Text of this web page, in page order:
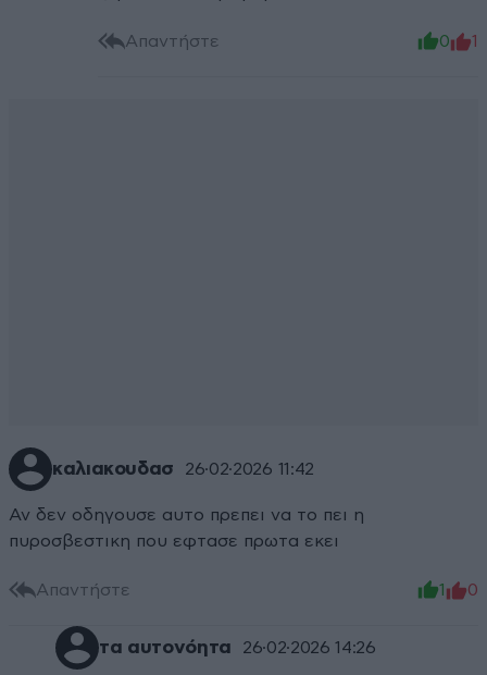
Απαντήστε 0 1
καλιακουδασ 26·02·2026 11:42
Αν δεν οδηγουσε αυτο πρεπει να το πει η
πυροσβεστικη που εφτασε πρωτα εκει
Απαντήστε 1 0
τα αυτονόητα 26·02·2026 14:26